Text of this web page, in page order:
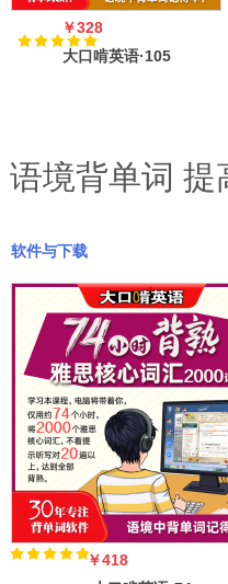
￥328
大口啃英语·105
软件与下载
￥418
语境背单词 提